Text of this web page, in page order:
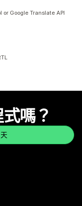
Google Translate API
嗎？